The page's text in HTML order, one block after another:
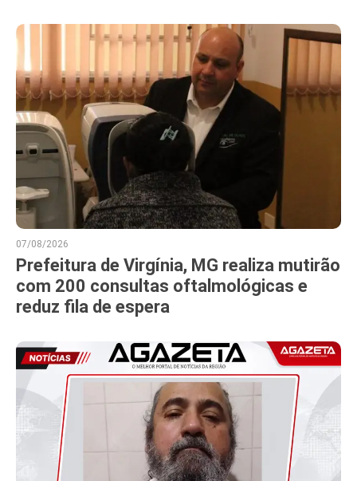
07/08/2026
Prefeitura de Virgínia, MG realiza mutirão
com 200 consultas oftalmológicas e
reduz fila de espera